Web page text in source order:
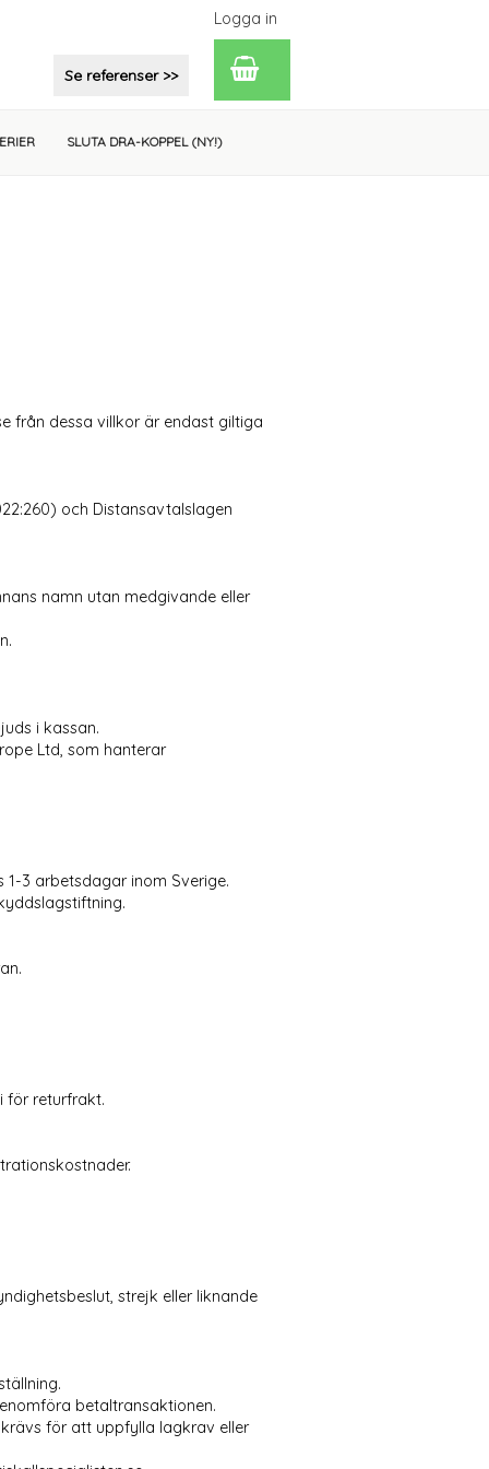
Logga in
Se referenser >>
SLUTA DRA-KOPPEL (NY!)
från dessa villkor är endast giltiga
och Distansavtalslagen
namn utan medgivande eller
i kassan.
Ltd, som hanterar
3 arbetsdagar inom Sverige.
för returfrakt.
strejk eller liknande
betaltransaktionen.
för att uppfylla lagkrav eller